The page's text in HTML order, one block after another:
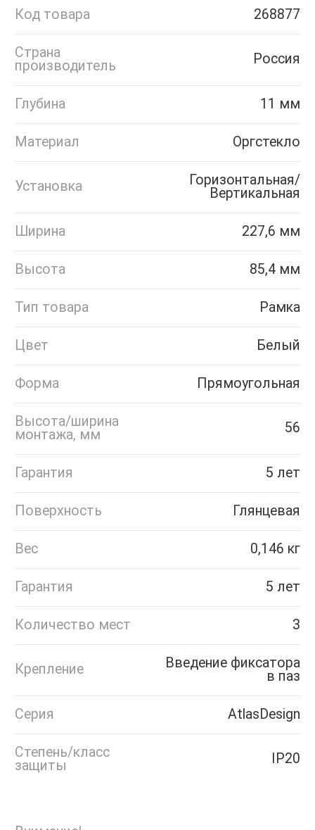
Код товара 268877
Страна
производитель
Россия
Глубина 11 мм
Материал Оргстекло
Установка
Горизонтальная/
Вертикальная
Ширина 227,6 мм
Высота 85,4 мм
Тип товара Рамка
Цвет Белый
Форма Прямоугольная
Высота/ширина
монтажа, мм
56
Гарантия 5 лет
Поверхность Глянцевая
Вес 0,146 кг
Гарантия 5 лет
Количество мест 3
Крепление
Введение фиксатора
в паз
Серия AtlasDesign
Степень/класс
защиты
IP20